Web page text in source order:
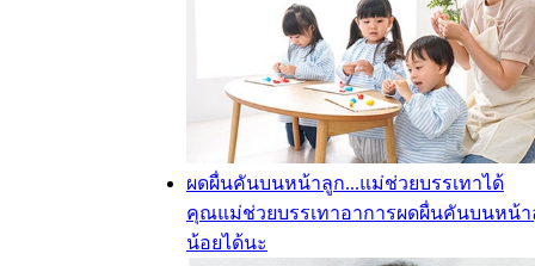
ผดผื่นคันบนหน้าลูก...แม่ช่วยบรรเทาได้
คุณแม่ช่วยบรรเทาอาการผดผื่นคันบนหน้า
น้อยได้นะ